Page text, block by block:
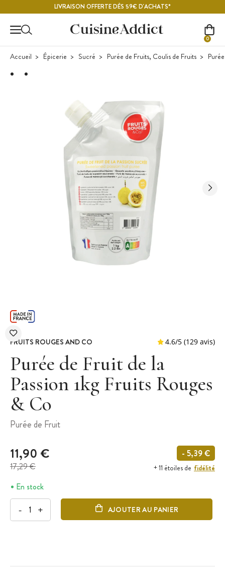
LIVRAISON OFFERTE DÈS 59€ D'ACHATS*
0
Accueil Épicerie Sucré Purée de Fruits, Coulis de Fruits
FRUITS ROUGES AND CO
Purée de Fruit de la
Passion 1kg Fruits Rouges
& Co
Purée de Fruit
11,90 €
17,29 €
- 5,39 €
+ 11 étoiles de fidélité
En stock
- + AJOUTER AU PANIER